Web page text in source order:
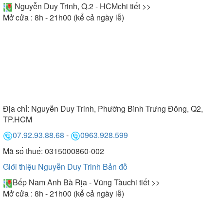
Nguyễn Duy Trinh, Q.2 - HCMchi tiết >>
Mở cửa : 8h - 21h00 (kể cả ngày lễ)
Địa chỉ: Nguyễn Duy Trinh, Phường Bình Trưng Đông, Q2,
TP.HCM
07.92.93.88.68 -
0963.928.599
Mã số thuế: 0315000860-002
Giới thiệu Nguyễn Duy Trinh Bản đồ
Bếp Nam Anh Bà Rịa - Vũng Tàuchi tiết >>
Mở cửa : 8h - 21h00 (kể cả ngày lễ)